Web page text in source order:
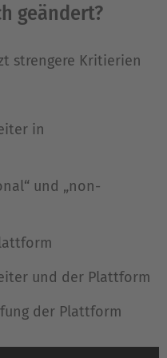
geändert?
strengere Kritierien
in
und „non-
und der Plattform
der Plattform